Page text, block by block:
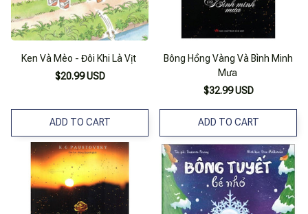
Ken Và Mèo - Đôi Khi Là Vịt
$20.99 USD
ADD TO CART
Bông Hồng Vàng Và Bình Minh
Mưa
$32.99 USD
ADD TO CART